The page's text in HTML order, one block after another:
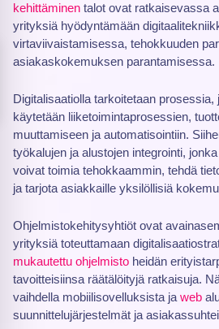
kehittäminen talot ovat ratkaisevassa
yrityksiä hyödyntämään
virtaviivaistamisessa, tehokkuuden
asiakaskokemuksen parantamisessa.
Digitalisaatiolla tarkoitetaan
käytetään liiketoimintaprosessien,
muuttamiseen ja automatisointiin.
työkalujen ja alustojen integrointi,
voivat toimia tehokkaammin, tehdä
ja tarjota asiakkaille yksilöllisiä
Ohjelmistokehitysyhtiöt ovat
yrityksiä toteuttamaan
mukautettu ohjelmisto heidän
tavoitteisiinsa räätälöityjä ratkaisuja.
vaihdella mobiilisovelluksista ja web
suunnittelujärjestelmät ja